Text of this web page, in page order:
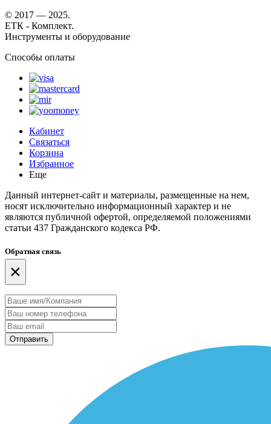
© 2017 — 2025.
ЕТК - Комплект.
Инструменты и оборудование
Способы оплаты
Кабинет
Связаться
Корзина
Избранное
Еще
Данный интернет-сайт и материалы, размещенные на нем,
носят исключительно информационный характер и не
являются публичной офертой, определяемой положениями
статьи 437 Гражданского кодекса РФ.
Обратная связь
×
Отправить